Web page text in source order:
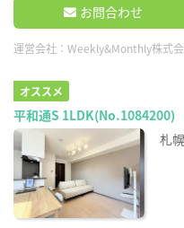
お問合わせ
運営会社： Weekly&Monthly株式
オススメ
平和通S 1LDK(No.1084200)
札